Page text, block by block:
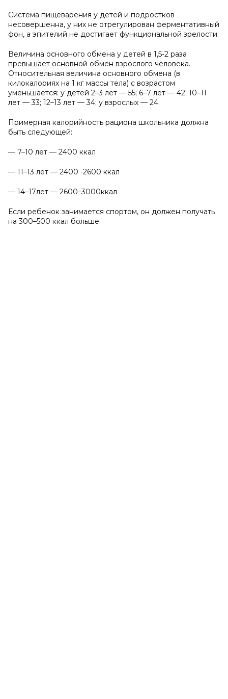
Система пищеварения у детей и подростков
несовершенна, у них не отрегулирован ферментативный
фон, а эпителий не достигает функциональной зрелости.
Величина основного обмена у детей в 1,5-2 раза
превышает основной обмен взрослого человека.
Относительная величина основного обмена (в
килокалориях на 1 кг массы тела) с возрастом
уменьшается: у детей 2–3 лет — 55; 6–7 лет — 42; 10–11
лет — 33; 12–13 лет — 34; у взрослых — 24.
Примерная калорийность рациона школьника должна
быть следующей:
— 7–10 лет — 2400 ккал
— 11–13 лет — 2400 -2600 ккал
— 14–17лет — 2600–3000ккал
Если ребенок занимается спортом, он должен получать
на 300–500 ккал больше.